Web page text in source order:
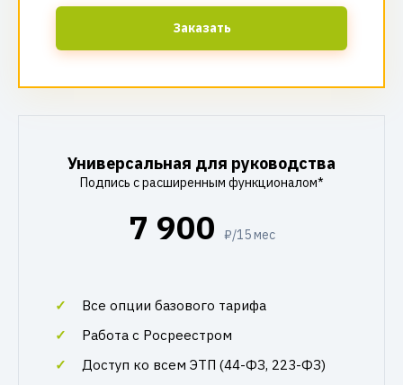
Заказать
Универсальная для руководства
Подпись с расширенным функционалом*
7 900 ₽/15 мес
Все опции базового тарифа
Работа с Росреестром
Доступ ко всем ЭТП (44-ФЗ, 223-ФЗ)